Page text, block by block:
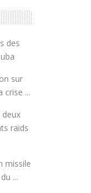
des
sur
crise ...
raids
missile
...